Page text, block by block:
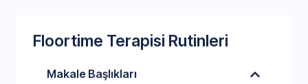
Floortime Terapisi Rutinleri
Makale Başlıkları